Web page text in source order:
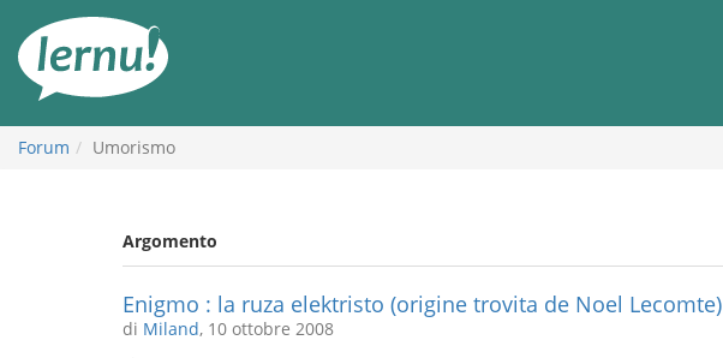
all’indice
Forum Umorismo
Argomento
Enigmo : la ruza elektristo (origine trovita de Noel Lecomte)
di Miland, 10 ottobre 2008